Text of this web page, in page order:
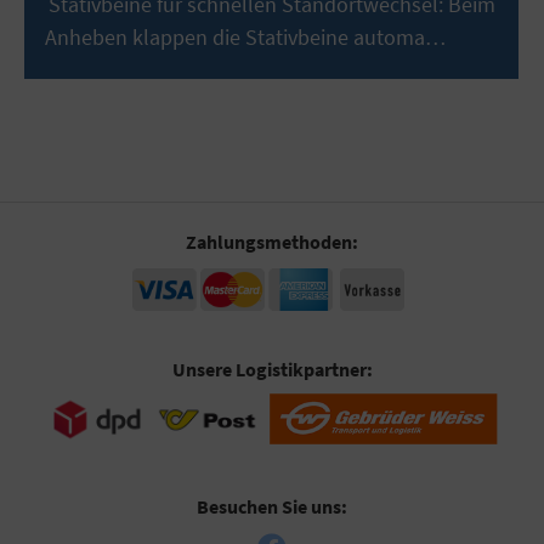
Anheben klappen die Stativbeine automa…
Zahlungsmethoden:
Unsere Logistikpartner:
Besuchen Sie uns: